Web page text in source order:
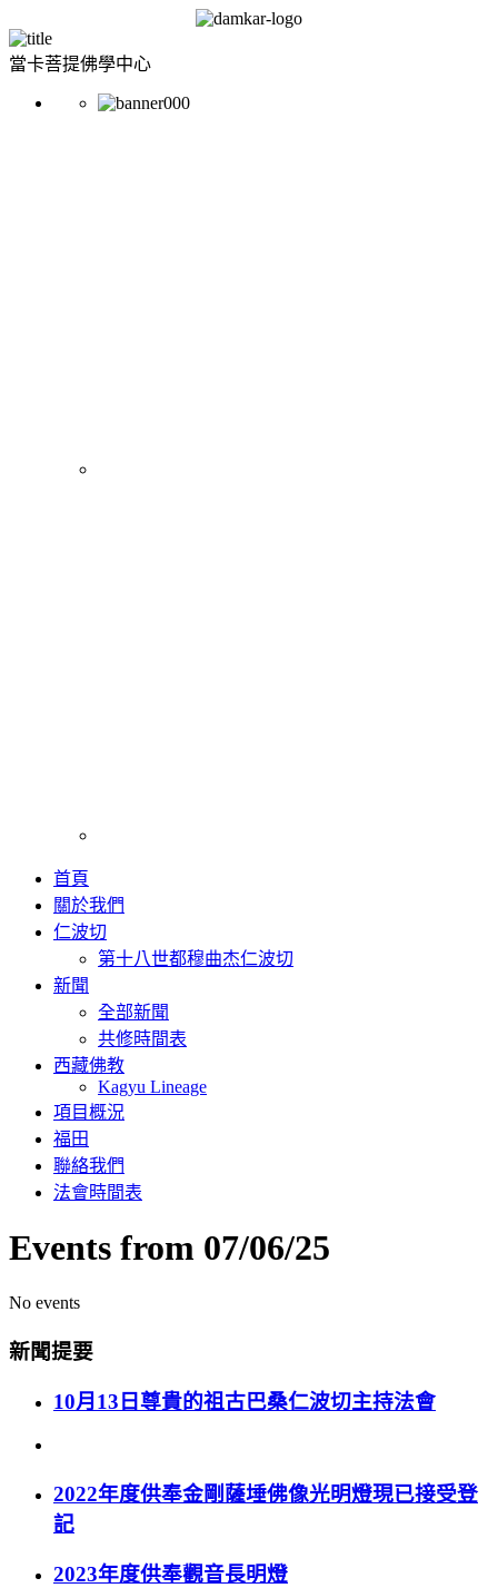
當卡菩提佛學中心
首頁
關於我們
仁波切
第十八世都穆曲杰仁波切
新聞
全部新聞
共修時間表
西藏佛教
Kagyu Lineage
項目概況
福田
聯絡我們
法會時間表
Events from 07/06/25
No events
新聞提要
10月13日尊貴的祖古巴桑仁波切主持法會
2022年度供奉金剛薩埵佛像光明燈現已接受登
記
2023年度供奉觀音長明燈